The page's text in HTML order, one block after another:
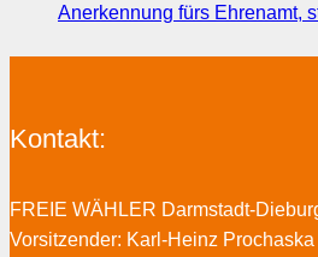
Anerkennung fürs Ehrenamt,
Kontakt:
FREIE WÄHLER Darmstadt-
Vorsitzender: Karl-Heinz Prochaska